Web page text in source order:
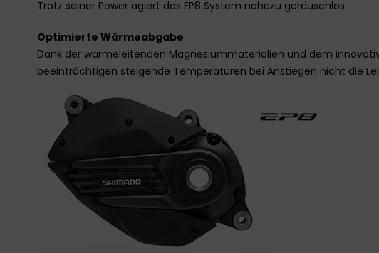
Trotz seiner Power agiert das EP8 System nahezu geräuschlos.
Optimierte Wärmeabgabe
Dank der wärmeleitenden Magnesiummaterialien und dem
beeinträchtigen steigende Temperaturen bei Anstiegen nicht die